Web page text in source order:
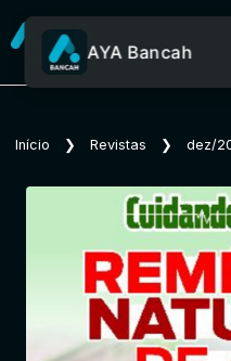
AYA Bancah
Início ❯ Revistas ❯ dez/